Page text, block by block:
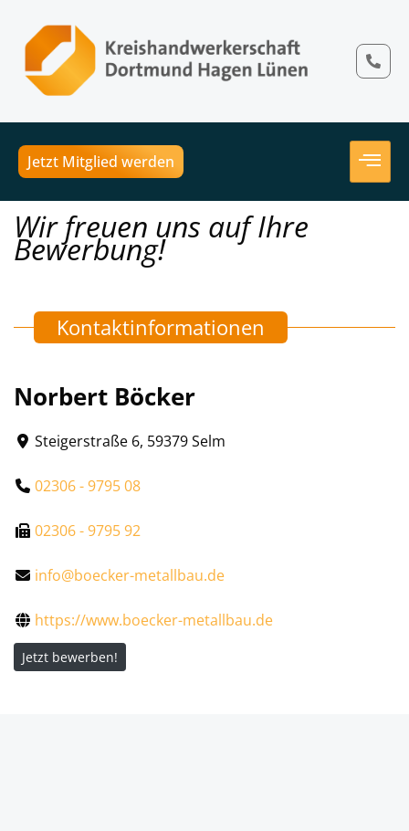
Jetzt Mitglied werden
Wir freuen uns auf Ihre
Bewerbung!
Kontaktinformationen
Norbert Böcker
Steigerstraße 6, 59379 Selm
02306 - 9795 08
02306 - 9795 92
info@boecker-metallbau.de
https://www.boecker-metallbau.de
Jetzt bewerben!